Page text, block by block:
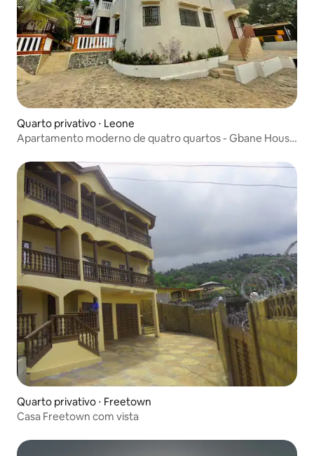
Quarto privativo ⋅ Leone
Apartamento moderno de quatro quartos - Gbane House
Quarto privativo ⋅ Freetown
Casa Freetown com vista